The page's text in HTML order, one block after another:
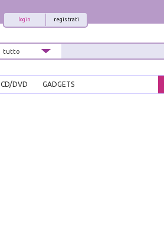
registrati
login
CD/DVD GADGETS